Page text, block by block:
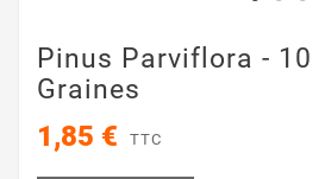
Pinus Parviflora - 10
Graines
1,85 €
TTC